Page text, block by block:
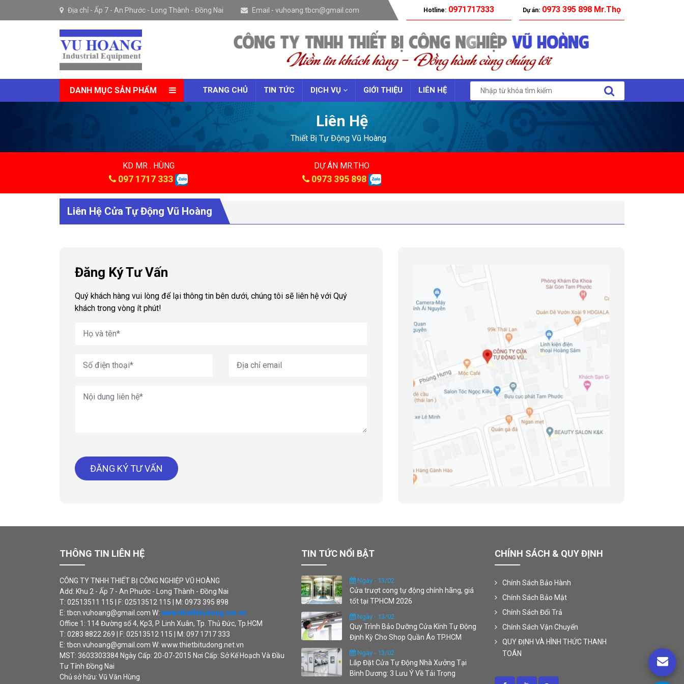
Địa chỉ - Ấp 7 - An Phước - Long Thành - Đồng Nai Email - vuhoang.tbcn@gmail.com Hotline: 0971717333 Dự án: 0973 395 898 Mr.Thọ
DANH MỤC SẢN PHẨM TRANG CHỦ TIN TỨC DỊCH VỤ GIỚI THIỆU LIÊN HỆ
Liên Hệ
Thiết Bị Tự Động Vũ Hoàng
KD MR . HÙNG
097 1717 333
DỰ ÁN MR.THO
0973 395 898
Liên Hệ Cửa Tự Động Vũ Hoàng
Đăng Ký Tư Vấn
Quý khách hàng vui lòng để lại thông tin bên dưới, chúng tôi sẽ liên hệ với Quý
khách trong vòng ít phút!
ĐĂNG KÝ TƯ VẤN
THÔNG TIN LIÊN HỆ
CÔNG TY TNHH THIẾT BỊ CÔNG NGHIỆP VŨ HOÀNG
Add: Khu 2 - Ấp 7 - An Phước - Long Thành - Đồng Nai
T: 02513511 115 | F: 02513512 115 | M: 0973 395 898
E: tbcn.vuhoang@gmail.com W: www.thietbitudong.net.vn
Office 1: 114 Đường số 4, Kp3, P. Linh Xuân, Tp. Thủ Đức, Tp.HCM
T: 0283 8822 269 | F: 02513512 115 | M: 097 1717 333
E: tbcn.vuhoang@gmail.com W: www.thietbitudong.net.vn
MST: 3603303384 Ngày Cấp: 20-07-2015 Nơi Cấp: Sở Kế Hoạch Và Đầu
Tư Tỉnh Đồng Nai
Chủ sở hữu: Vũ Văn Hùng
TIN TỨC NỔI BẬT
Ngày - 13/02
Cửa trượt cong tự động chính hãng, giá
tốt tại TPHCM 2026
Ngày - 13/02
Quy Trình Bảo Dưỡng Cửa Kính Tự Động
Định Kỳ Cho Shop Quần Áo TP.HCM
Ngày - 13/02
Lắp Đặt Cửa Tự Động Nhà Xưởng Tại
Bình Dương: 3 Lưu Ý Về Tải Trọng
CHÍNH SÁCH & QUY ĐỊNH
Chính Sách Bảo Hành
Chính Sách Bảo Mật
Chính Sách Đổi Trả
Chính Sách Vận Chuyển
QUY ĐỊNH VÀ HÌNH THỨC THANH
TOÁN